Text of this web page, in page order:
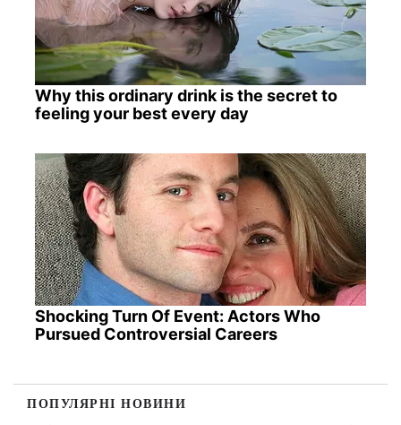
Why this ordinary drink is the secret to
feeling your best every day
Shocking Turn Of Event: Actors Who
Pursued Controversial Careers
ПОПУЛЯРНІ НОВИНИ